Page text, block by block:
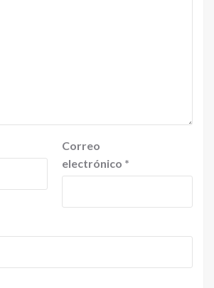
Correo
electrónico *